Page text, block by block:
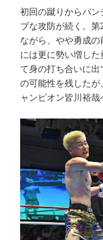
初回の蹴りからパ
ブな攻防が続く。
ながら、やや勇成
には更に勢い増し
て身の打ち合いに
の可能性を残した
ャンピオン皆川裕哉